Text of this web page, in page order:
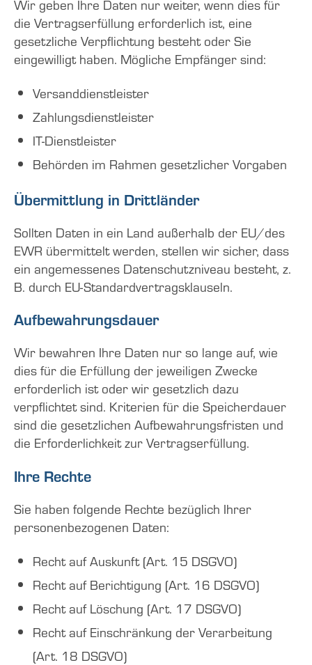
Wir geben Ihre Daten nur weiter, wenn dies für
die Vertragserfüllung erforderlich ist, eine
gesetzliche Verpflichtung besteht oder Sie
eingewilligt haben. Mögliche Empfänger sind:
Versanddienstleister
Zahlungsdienstleister
IT-Dienstleister
Behörden im Rahmen gesetzlicher Vorgaben
Übermittlung in Drittländer
Sollten Daten in ein Land außerhalb der EU/des
EWR übermittelt werden, stellen wir sicher, dass
ein angemessenes Datenschutzniveau besteht, z.
B. durch EU-Standardvertragsklauseln.
Aufbewahrungsdauer
Wir bewahren Ihre Daten nur so lange auf, wie
dies für die Erfüllung der jeweiligen Zwecke
erforderlich ist oder wir gesetzlich dazu
verpflichtet sind. Kriterien für die Speicherdauer
sind die gesetzlichen Aufbewahrungsfristen und
die Erforderlichkeit zur Vertragserfüllung.
Ihre Rechte
Sie haben folgende Rechte bezüglich Ihrer
personenbezogenen Daten:
Recht auf Auskunft (Art. 15 DSGVO)
Recht auf Berichtigung (Art. 16 DSGVO)
Recht auf Löschung (Art. 17 DSGVO)
Recht auf Einschränkung der Verarbeitung
(Art. 18 DSGVO)